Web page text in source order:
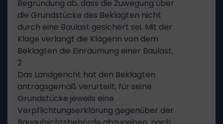
Begründung ab, dass die Zuwegung über
die Grundstücke des Beklagten nicht
durch eine Baulast gesichert sei. Mit der
Klage verlangt die Klägerin von dem
Beklagten die Einräumung einer Baulast.
2
Das Landgericht hat den Beklagten
antragsgemäß verurteilt, für seine
Grundstücke jeweils eine
Verpflichtungserklärung gegenüber der